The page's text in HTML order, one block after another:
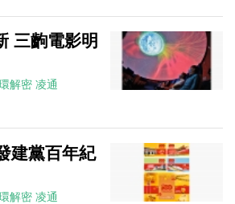
三齣電影明
解密 凌通
建黨百年紀
解密 凌通